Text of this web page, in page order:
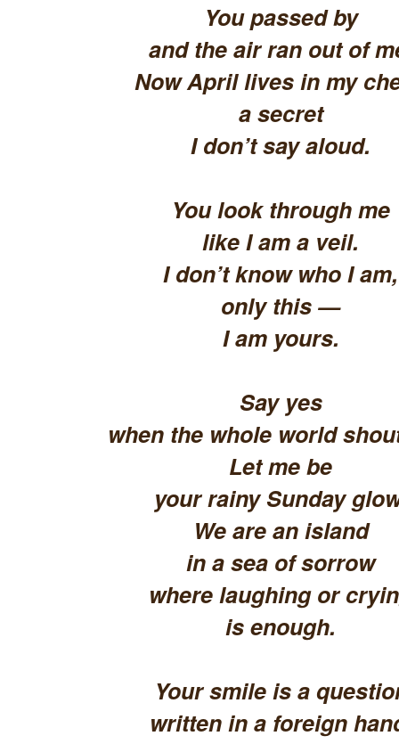
You passed by
and the air ran out of
Now April lives in my
a secret
I don’t say aloud.
You look through me
like I am a veil.
I don’t know who I am,
only this —
I am yours.
Say yes
when the whole world
Let me be
your rainy Sunday
We are an island
in a sea of sorrow
where laughing or
is enough.
Your smile is a
written in a foreign